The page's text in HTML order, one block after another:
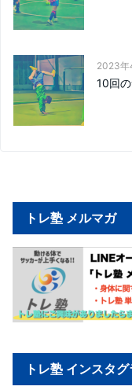
2023年
10回
トレ塾 メルマガ
トレ塾 インスタ